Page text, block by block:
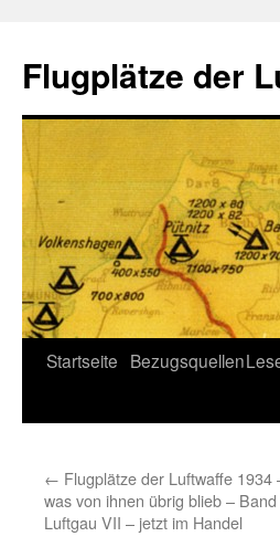
Flugplätze der
Skip
Startseite Bezugsquellen
← Flugplätze der Luftwaffe
was von ihnen übrig blieb –
Luftgau VII – jetzt im Handel